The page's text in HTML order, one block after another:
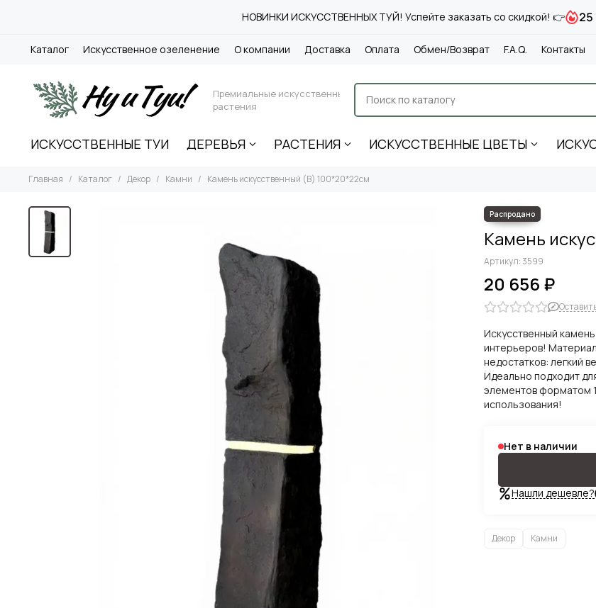
НОВИНКИ ИСКУССТВЕННЫХ ТУЙ! Успейте заказать со скидкой! 👉
Каталог Искусственное озеленение О компании Доставка Оплата Обмен/Возврат F.A.Q. Контакты
Премиальные искусственные
растения
ИСКУССТВЕННЫЕ ТУИ ДЕРЕВЬЯ РАСТЕНИЯ ИСКУССТВЕННЫЕ ЦВЕТЫ
Главная Каталог Декор Камни Камень искусственный (B) 100*20*22см
Камень
Артикул:3599
20 656 ₽
Искусственный
интерьеров!
недостатков: легкий
Идеально подходит
элементов форматом
использования!
Нет в наличии
Нашли дешевле?
Декор Камни